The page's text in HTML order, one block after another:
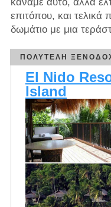
επιτόπου, και τελικά
δωμάτιο με μια
ΠΟΛΥΤΕΛΉ
El Nido
Island